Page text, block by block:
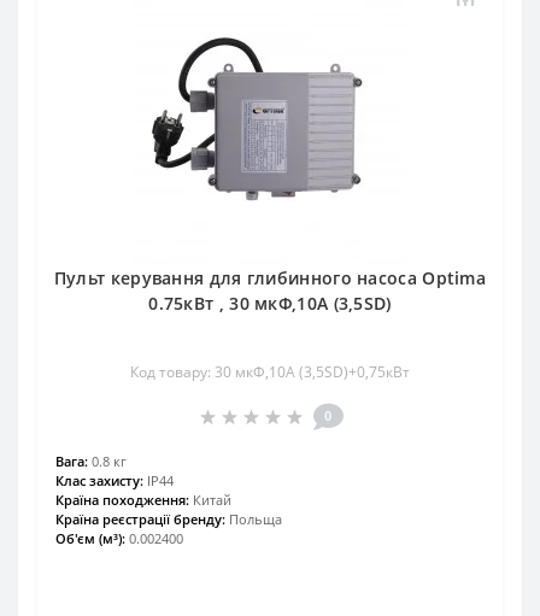
Пульт керування для глибинного насоса Optima
0.75кВт , 30 мкФ,10А (3,5SD)
Код товару: 30 мкФ,10А (3,5SD)+0,75кВт
0
Вага: 0.8 кг
Клас захисту: IP44
Країна походження: Китай
Країна реєстрації бренду: Польща
Об'єм (м³): 0.002400